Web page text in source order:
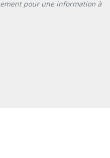
pour une information à